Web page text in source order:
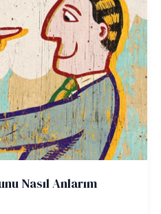
Nasıl Anlarım